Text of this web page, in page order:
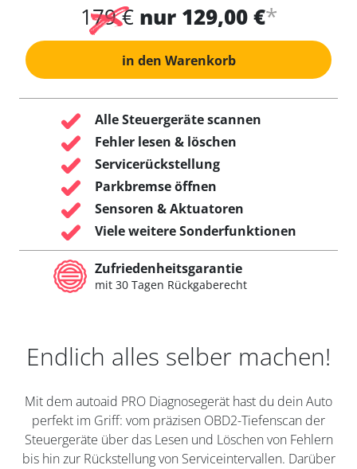
179 € nur 129,00 €*
in den Warenkorb
Alle Steuergeräte scannen
Fehler lesen & löschen
Servicerückstellung
Parkbremse öffnen
Sensoren & Aktuatoren
Viele weitere Sonderfunktionen
Zufriedenheitsgarantie
mit 30 Tagen Rückgaberecht
Endlich alles selber machen!
Mit dem autoaid PRO Diagnosegerät hast du dein Auto
perfekt im Griff: vom präzisen OBD2-Tiefenscan der
Steuergeräte über das Lesen und Löschen von Fehlern
bis hin zur Rückstellung von Serviceintervallen. Darüber